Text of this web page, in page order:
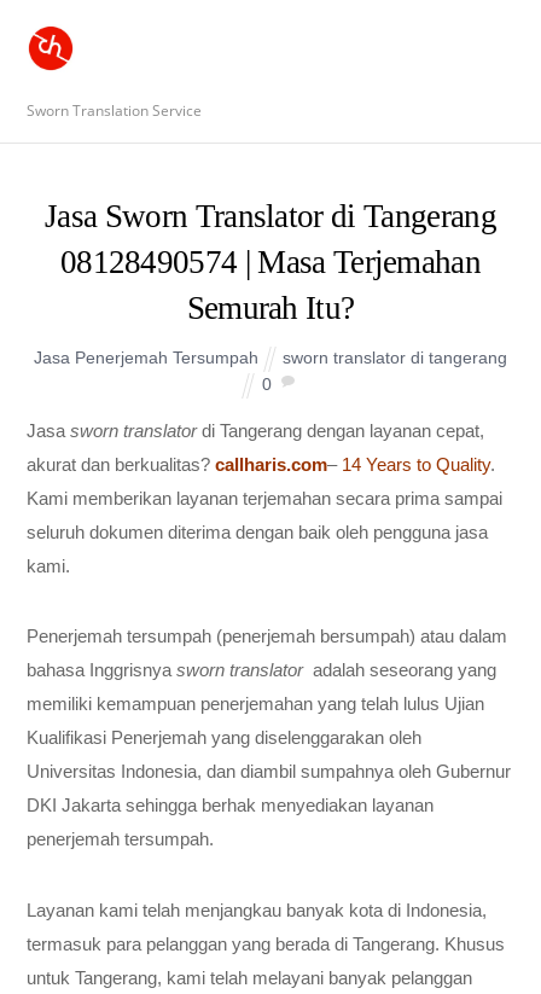
Sworn Translation Service
Jasa Sworn Translator di Tangerang
08128490574 | Masa Terjemahan
Semurah Itu?
Jasa Penerjemah Tersumpah
sworn translator di tangerang
0
Jasasworn translatordi Tangerang dengan layanan cepat,
akurat dan berkualitas?callharis.com– 14 Years to Quality.
Kami memberikan layanan terjemahan secara prima sampai
seluruh dokumen diterima dengan baik oleh pengguna jasa
kami.
Penerjemah tersumpah (penerjemah bersumpah) atau dalam
bahasa Inggrisnyasworn translator adalah seseorang yang
memiliki kemampuan penerjemahan yang telah lulus Ujian
Kualifikasi Penerjemah yang diselenggarakan oleh
Universitas Indonesia, dan diambil sumpahnya oleh Gubernur
DKI Jakarta sehingga berhak menyediakan layanan
penerjemah tersumpah.
Layanan kami telah menjangkau banyak kota di Indonesia,
termasuk para pelanggan yang berada di Tangerang. Khusus
untuk Tangerang, kami telah melayani banyak pelanggan